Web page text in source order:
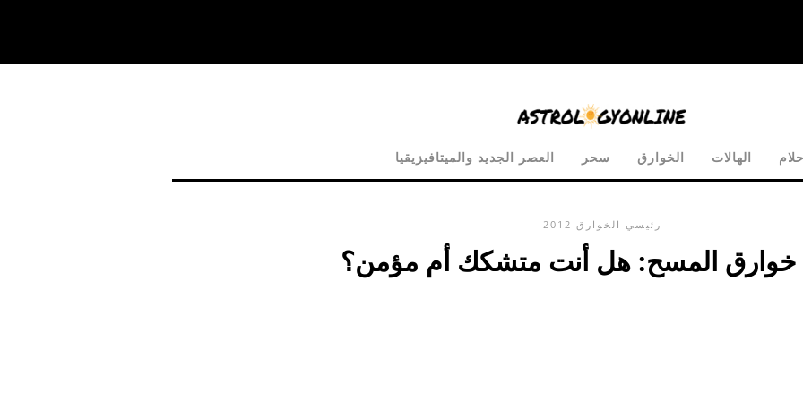
العصر الجديد والميتافيزيقيا سحر الخوارق الهالات
رئيسي الخوارق
خوارق المسح: هل أنت متشكك أم مؤمن؟